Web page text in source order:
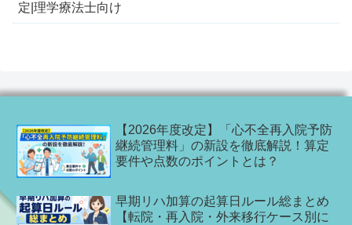
定|理学療法士向け
【2026年度改定】「心不全再入院予防
継続管理料」の新設を徹底解説！算定
要件や点数のポイントとは？
早期リハ加算の起算日ルール総まとめ
【転院・再入院・外来移行ケース別に